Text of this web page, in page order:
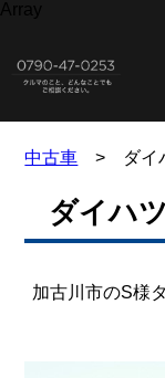
Array
中古車 > ダイ
ダイハ
加古川市のS様